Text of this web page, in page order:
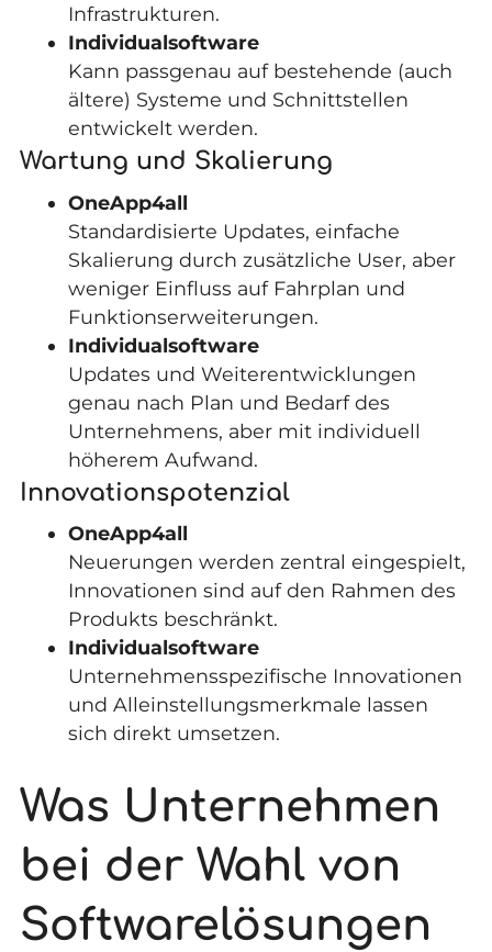
Infrastrukturen.
Individualsoftware
Kann passgenau auf bestehende (auch
ältere) Systeme und Schnittstellen
entwickelt werden.
Wartung und Skalierung
OneApp4all
Standardisierte Updates, einfache
Skalierung durch zusätzliche User, aber
weniger Einfluss auf Fahrplan und
Funktionserweiterungen.
Individualsoftware
Updates und Weiterentwicklungen
genau nach Plan und Bedarf des
Unternehmens, aber mit individuell
höherem Aufwand.
Innovationspotenzial
OneApp4all
Neuerungen werden zentral eingespielt,
Innovationen sind auf den Rahmen des
Produkts beschränkt.
Individualsoftware
Unternehmensspezifische Innovationen
und Alleinstellungsmerkmale lassen
sich direkt umsetzen.
Was Unternehmen
bei der Wahl von
Softwarelösungen